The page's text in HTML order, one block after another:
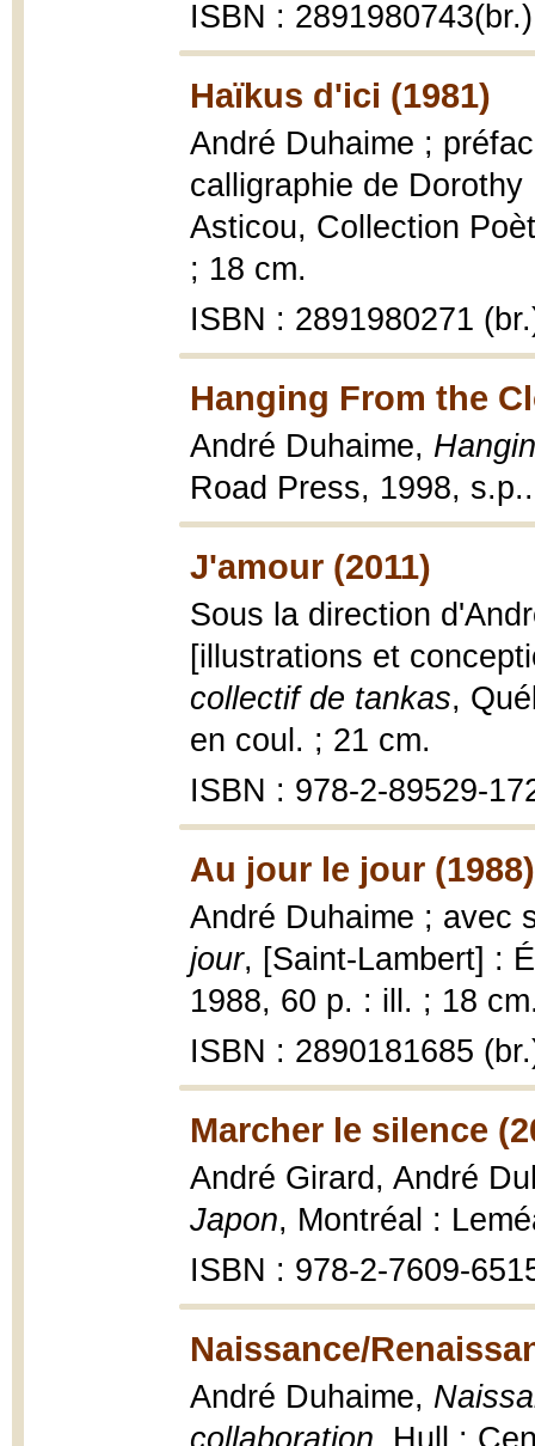
ISBN : 2891980743(br.)
Haïkus d'ici (1981)
André Duhaime ;
calligraphie de
Asticou, Collection
; 18 cm.
ISBN : 2891980271
Hanging From the
André Duhaime,
Road Press, 1998, s.p..
J'amour (2011)
Sous la direction
[illustrations et
collectif de tankas,
en coul. ; 21 cm.
ISBN : 978-2-89529-
Au jour le jour (1988)
André Duhaime ; avec
jour, [Saint-Lambert] :
1988, 60 p. : ill. ; 18
ISBN : 2890181685
Marcher le silence
André Girard, André
Japon, Montréal :
ISBN : 978-2-7609-
Naissance/
André Duhaime,
collaboration , Hull :